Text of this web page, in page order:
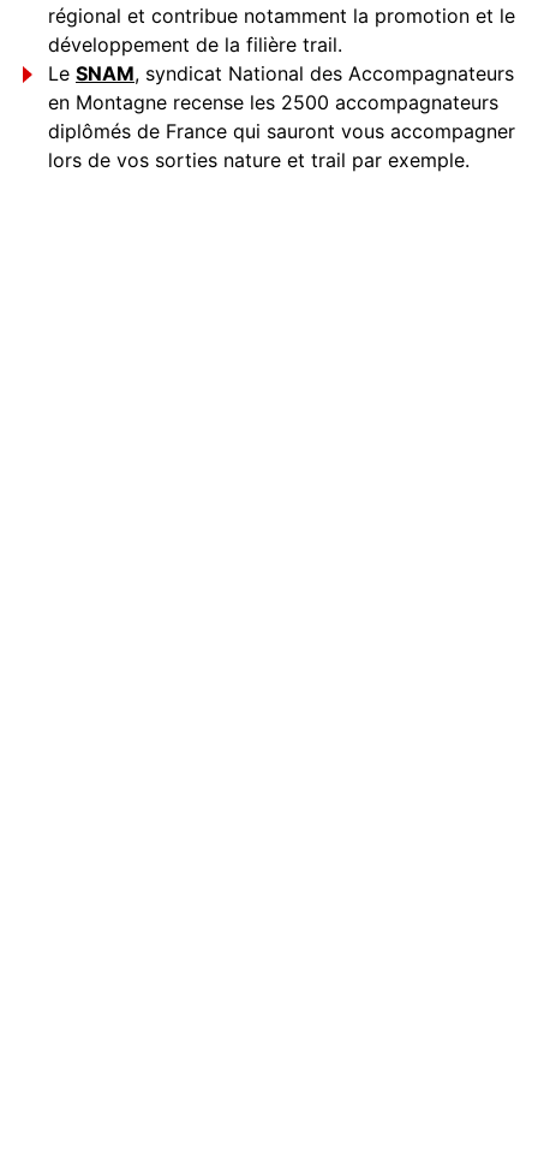
régional et contribue notamment la promotion et le
développement de la filière trail.
Le SNAM, syndicat National des Accompagnateurs
en Montagne recense les 2500 accompagnateurs
diplômés de France qui sauront vous accompagner
lors de vos sorties nature et trail par exemple.